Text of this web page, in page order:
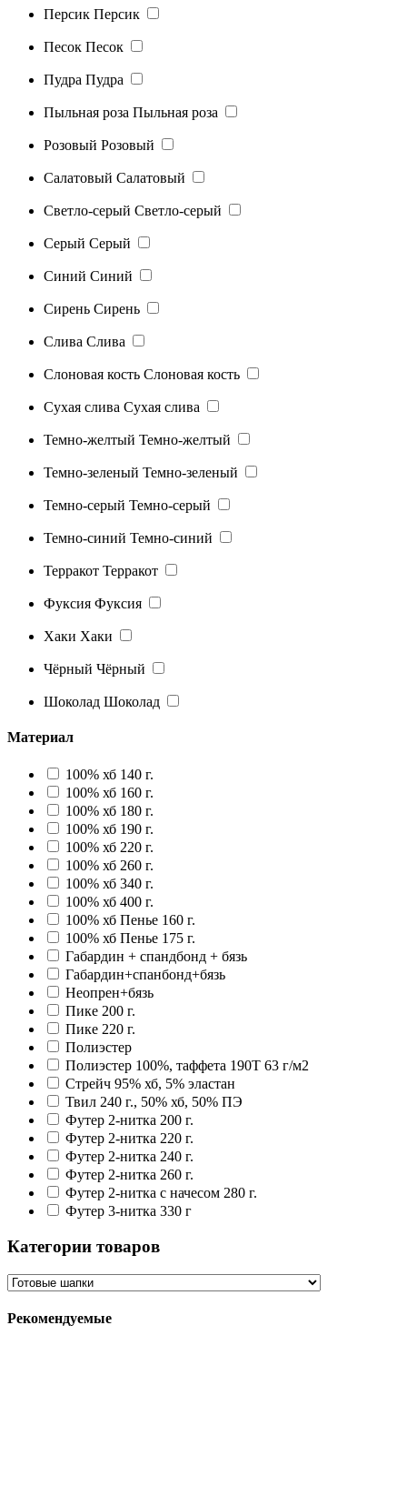
Персик Персик
Песок Песок
Пудра Пудра
Пыльная роза Пыльная роза
Розовый Розовый
Салатовый Салатовый
Светло-серый Светло-серый
Серый Серый
Синий Синий
Сирень Сирень
Слива Слива
Слоновая кость Слоновая кость
Сухая слива Сухая слива
Темно-желтый Темно-желтый
Темно-зеленый Темно-зеленый
Темно-серый Темно-серый
Темно-синий Темно-синий
Терракот Терракот
Фуксия Фуксия
Хаки Хаки
Чёрный Чёрный
Шоколад Шоколад
Материал
100% хб 140 г.
100% хб 160 г.
100% хб 180 г.
100% хб 190 г.
100% хб 220 г.
100% хб 260 г.
100% хб 340 г.
100% хб 400 г.
100% хб Пенье 160 г.
100% хб Пенье 175 г.
Габардин + спандбонд + бязь
Габардин+спанбонд+бязь
Неопрен+бязь
Пике 200 г.
Пике 220 г.
Полиэстер
Полиэстер 100%, таффета 190T 63 г/м2
Стрейч 95% хб, 5% эластан
Твил 240 г., 50% хб, 50% ПЭ
Футер 2-нитка 200 г.
Футер 2-нитка 220 г.
Футер 2-нитка 240 г.
Футер 2-нитка 260 г.
Футер 2-нитка с начесом 280 г.
Футер 3-нитка 330 г
Категории товаров
Рекомендуемые